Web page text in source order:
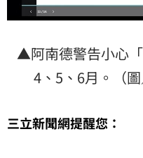
▲阿南德警告小心
4、5、6月。（圖
三立新聞網提醒您：